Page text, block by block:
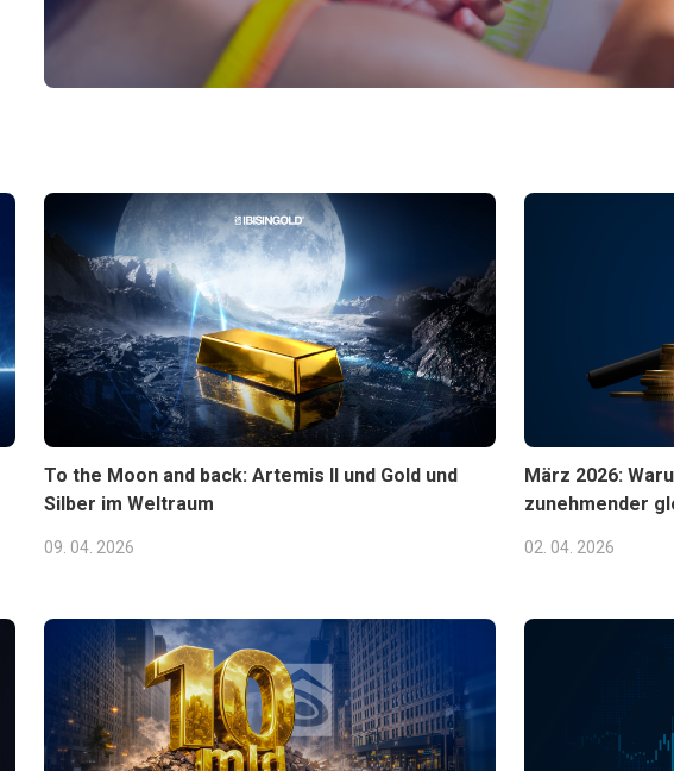
To the Moon and back: Artemis II und Gold und
Silber im Weltraum
09. 04. 2026
März 2026:
zunehmender
02. 04. 2026